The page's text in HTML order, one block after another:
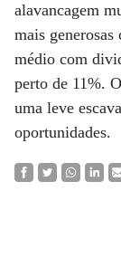
alavancagem
mais
médio com
perto de 11%.
uma leve
oportunidades.